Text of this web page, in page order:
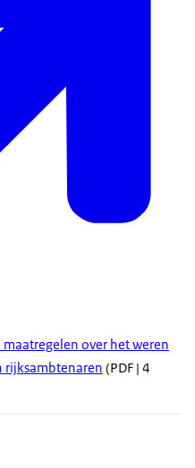
over het weren
rijksambtenaren (PDF | 4